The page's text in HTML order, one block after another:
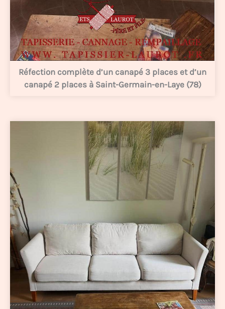
Réfection complète d’un canapé 3 places et d’un
canapé 2 places à Saint-Germain-en-Laye (78)